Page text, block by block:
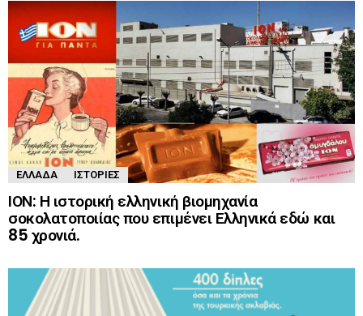
ΕΛΛΆΔΑ ΙΣΤΟΡΊΕΣ
ΙΟΝ: Η ιστορική ελληνική βιομηχανία
σοκολατοποιίας που επιμένει Ελληνικά εδώ και
85 χρονιά.